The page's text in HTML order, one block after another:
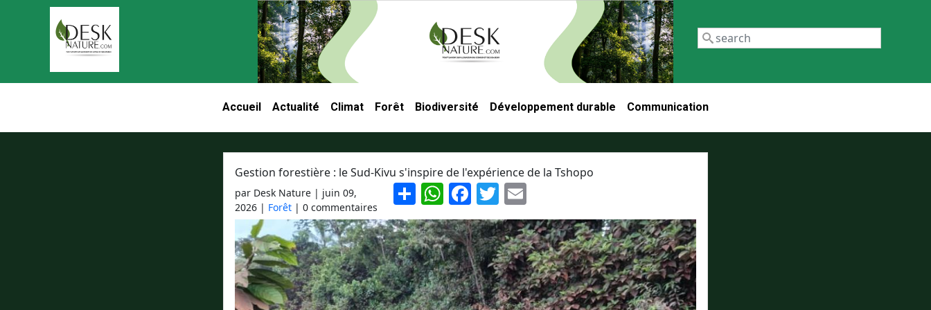
Aller au contenu principal
Navigation principale
Accueil Actualité Climat Forêt Biodiversité Développement durable Communication
Gestion forestière : le Sud-Kivu s'inspire de l'expérience de la Tshopo
par Desk Nature | juin 09,
2026 | Forêt | 0 commentaires
S
h
ar
e
W
h
at
s
A
p
F
a
c
e
b
o
T
w
itt
er
E
m
ai
l